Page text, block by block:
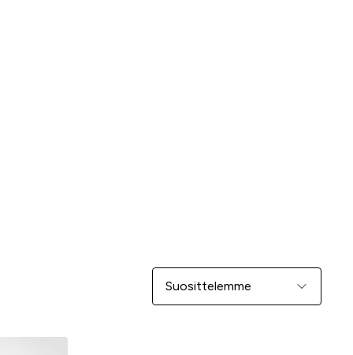
Järjestä